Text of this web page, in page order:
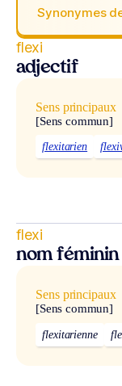
Synonymes
flexi
adjectif
Sens principaux
[Sens commun]
flexitarien
flexi
nom féminin
Sens principaux
[Sens commun]
flexitarienne